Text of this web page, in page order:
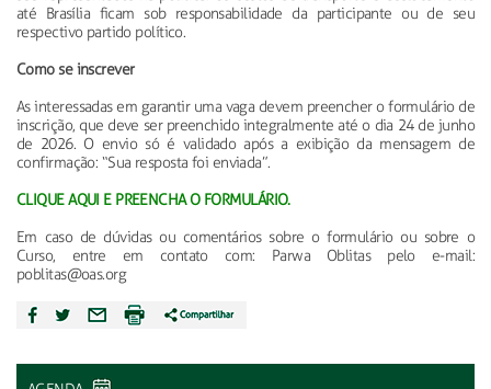
até Brasília ficam sob responsabilidade da participante ou de seu
respectivo partido político.
Como se inscrever
As interessadas em garantir uma vaga devem preencher o formulário de
inscrição, que deve ser preenchido integralmente até o dia 24 de junho
de 2026. O envio só é validado após a exibição da mensagem de
confirmação: “Sua resposta foi enviada”.
CLIQUE AQUI E PREENCHA O FORMULÁRIO.
Em caso de dúvidas ou comentários sobre o formulário ou sobre o
Curso, entre em contato com: Parwa Oblitas pelo e-mail:
poblitas@oas.org